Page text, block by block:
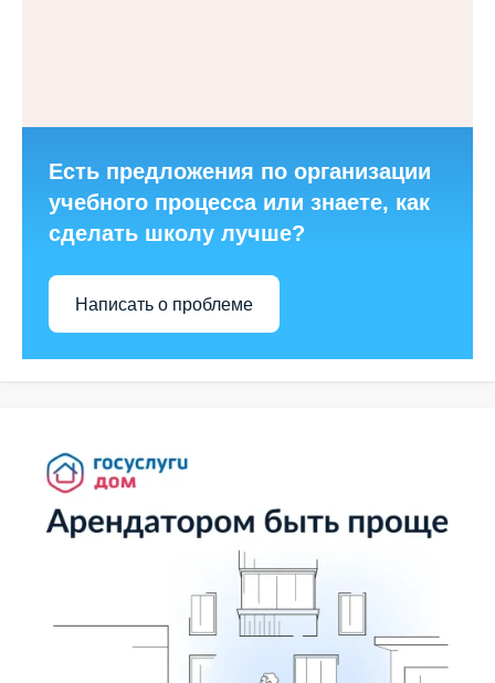
Есть предложения по организации
учебного процесса или знаете, как
сделать школу лучше?
Написать о проблеме